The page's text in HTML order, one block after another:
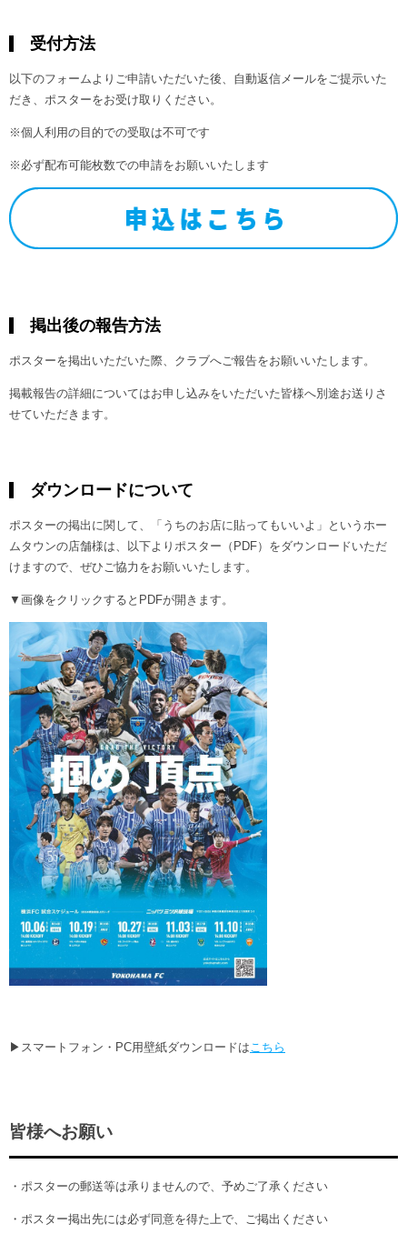
受付方法
以下のフォームよりご申請いただいた後、自動返信メールをご提示いた
だき、ポスターをお受け取りください。
※個人利用の目的での受取は不可です
※必ず配布可能枚数での申請をお願いいたします
掲出後の報告方法
ポスターを掲出いただいた際、クラブへご報告をお願いいたします。
掲載報告の詳細についてはお申し込みをいただいた皆様へ別途お送りさ
せていただきます。
ダウンロードについて
ポスターの掲出に関して、「うちのお店に貼ってもいいよ」というホー
ムタウンの店舗様は、以下よりポスター（PDF）をダウンロードいただ
けますので、ぜひご協力をお願いいたします。
▼画像をクリックするとPDFが開きます。
▶スマートフォン・PC用壁紙ダウンロードはこちら
皆様へお願い
・ポスターの郵送等は承りませんので、予めご了承ください
・ポスター掲出先には必ず同意を得た上で、ご掲出ください